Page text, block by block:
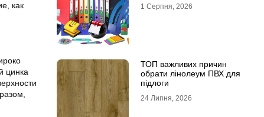
как
цинка
1 Серпня, 2026
ТОП важливих причин
обрати лінолеум ПВХ для
підлоги
24 Липня, 2026